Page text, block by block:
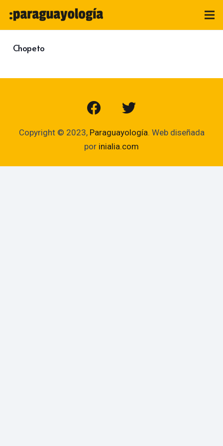
Chopeto
Copyright © 2023, Paraguayología. Web diseñada
por inialia.com